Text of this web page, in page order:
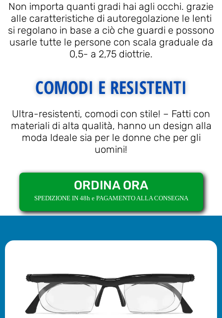
Non importa quanti gradi hai agli occhi. grazie
alle caratteristiche di autoregolazione le lenti
si regolano in base a ciò che guardi e possono
usarle tutte le persone con scala graduale da
0,5- a 2,75 diottrie.
COMODI E RESISTENTI
Ultra-resistenti, comodi con stile! – Fatti con
materiali di alta qualità, hanno un design alla
moda Ideale sia per le donne che per gli
uomini!
ORDINA ORA
SPEDIZIONE IN 48h e PAGAMENTO ALLA CONSEGNA